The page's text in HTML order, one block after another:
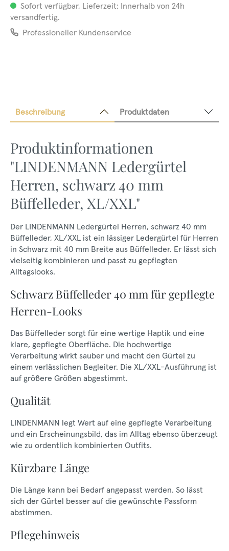
Sofort verfügbar, Lieferzeit: Innerhalb von 24h
versandfertig.
Professioneller Kundenservice
Beschreibung Produktdaten
Produktinformationen
"LINDENMANN Ledergürtel
Herren, schwarz 40 mm
Büffelleder, XL/XXL"
Der LINDENMANN Ledergürtel Herren, schwarz 40 mm
Büffelleder, XL/XXL ist ein lässiger Ledergürtel für Herren
in Schwarz mit 40 mm Breite aus Büffelleder. Er lässt sich
vielseitig kombinieren und passt zu gepflegten
Alltagslooks.
Schwarz Büffelleder 40 mm für gepflegte
Herren-Looks
Das Büffelleder sorgt für eine wertige Haptik und eine
klare, gepflegte Oberfläche. Die hochwertige
Verarbeitung wirkt sauber und macht den Gürtel zu
einem verlässlichen Begleiter. Die XL/XXL-Ausführung ist
auf größere Größen abgestimmt.
Qualität
LINDENMANN legt Wert auf eine gepflegte Verarbeitung
und ein Erscheinungsbild, das im Alltag ebenso überzeugt
wie zu ordentlich kombinierten Outfits.
Kürzbare Länge
Die Länge kann bei Bedarf angepasst werden. So lässt
sich der Gürtel besser auf die gewünschte Passform
abstimmen.
Pflegehinweis